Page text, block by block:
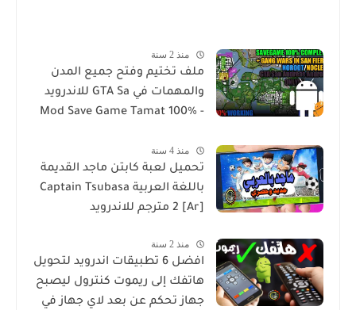
منذ 2 سنة
ملف تختيم وفتح جميع المدن
والمهمات في GTA Sa للاندرويد
Mod Save Game Tamat 100% -
منذ 4 سنة
تحميل لعبة كابتن ماجد القديمة
باللغة العربية Captain Tsubasa
2 [Ar] مترجم للاندرويد
منذ 2 سنة
افضل 6 تطبيقات اندرويد لتحويل
هاتفك إلى ريموت كنترول ليصبح
جهاز تحكم عن بعد لاي جهاز في